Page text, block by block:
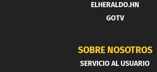
ELHERALDO.HN
GOTV
SOBRE NOSOTROS
SERVICIO AL USUARIO